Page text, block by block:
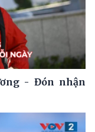
- Đón nhận